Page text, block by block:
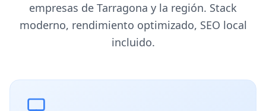
empresas de Tarragona y la región. Stack
moderno, rendimiento optimizado, SEO local
incluido.